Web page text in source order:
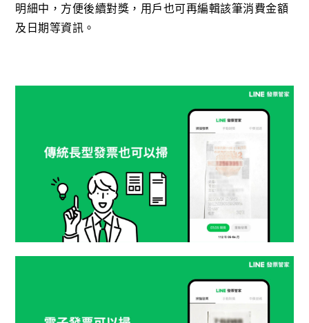
明細中，方便後續對獎，用戶也可再編輯該筆消費金額
及日期等資訊。